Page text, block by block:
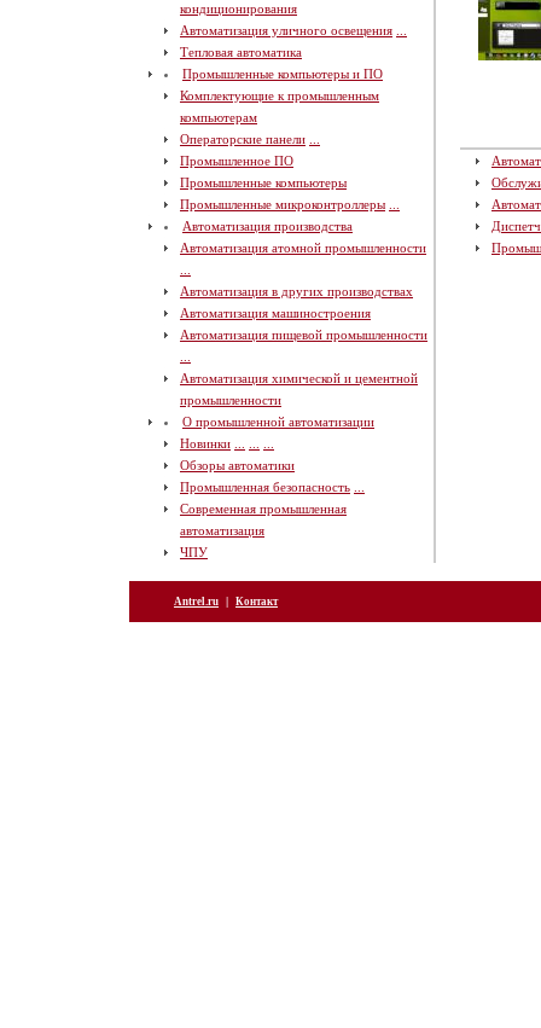
кондиционирования
Автоматизация уличного освещения
Тепловая автоматика
Промышленные компьютеры и ПО
Комплектующие к промышленным
компьютерам
Операторские панели
Промышленное ПО
Промышленные компьютеры
Промышленные микроконтроллеры
Автоматизация производства
Автоматизация атомной промышленности
Автоматизация в других производствах
Автоматизация машиностроения
Автоматизация пищевой промышленности
Автоматизация химической и цементной
промышленности
О промышленной автоматизации
Новинки
Обзоры автоматики
Промышленная безопасность
Современная промышленная
автоматизация
ЧПУ
Antrel.ru | Контакт